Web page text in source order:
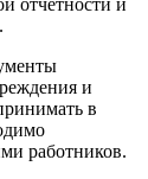
и
в
работников.